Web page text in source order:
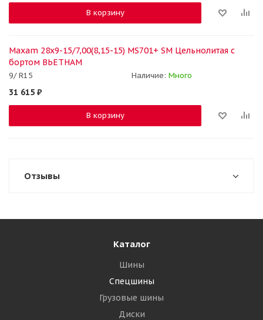
В корзину
Maxam 28x9-15/7,00(8,15-15) MS701+ SM Цельнолитая с
бортом ВЬЕТНАМ
9/ R15 Наличие: Много
31 615 ₽
В корзину
Отзывы
Каталог
Шины
Спецшины
Грузовые шины
Диски